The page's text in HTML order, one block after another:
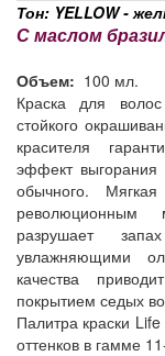
Тон: YELLOW -
С маслом
Объем: 100 мл.
Краска для
стойкого
красителя
эффект
обычного.
революционным
разрушает
увлажняющими
качества
покрытием седых
Палитра краски
оттенков в гамме